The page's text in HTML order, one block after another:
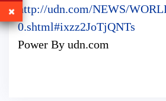
http://udn.com/NEWS/
0.shtml#ixzz2JoTjQNTs
Power By udn.com